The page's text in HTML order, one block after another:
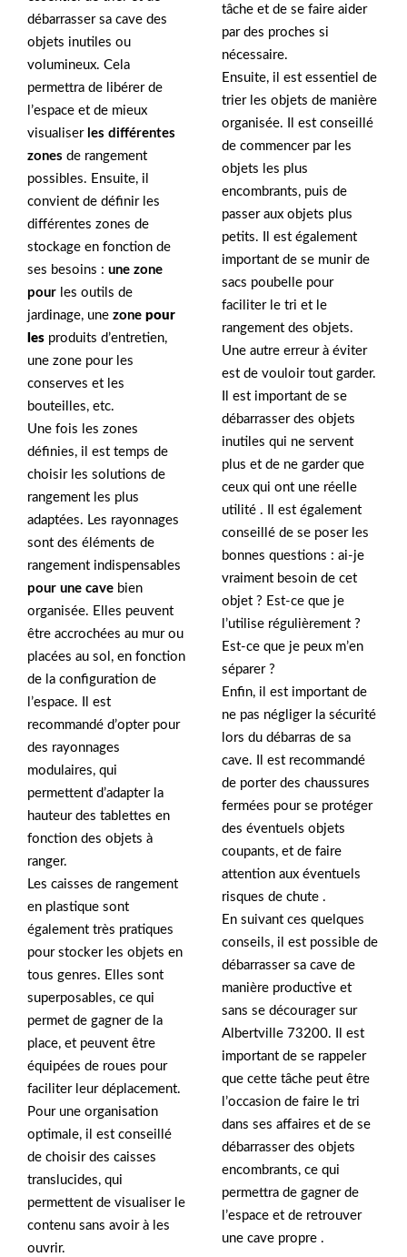
débarrasser sa cave des
objets inutiles ou
volumineux. Cela
permettra de libérer de
l’espace et de mieux
visualiser les différentes
zones de rangement
possibles. Ensuite, il
convient de définir les
différentes zones de
stockage en fonction de
ses besoins : une zone
pour les outils de
jardinage, une zone pour
les produits d’entretien,
une zone pour les
conserves et les
bouteilles, etc.
Une fois les zones
définies, il est temps de
choisir les solutions de
rangement les plus
adaptées. Les rayonnages
sont des éléments de
rangement indispensables
pour une cave bien
organisée. Elles peuvent
être accrochées au mur ou
placées au sol, en fonction
de la configuration de
l’espace. Il est
recommandé d’opter pour
des rayonnages
modulaires, qui
permettent d’adapter la
hauteur des tablettes en
fonction des objets à
ranger.
Les caisses de rangement
en plastique sont
également très pratiques
pour stocker les objets en
tous genres. Elles sont
superposables, ce qui
permet de gagner de la
place, et peuvent être
équipées de roues pour
faciliter leur déplacement.
Pour une organisation
optimale, il est conseillé
de choisir des caisses
translucides, qui
permettent de visualiser le
contenu sans avoir à les
ouvrir.
tâche et de se faire aider
par des proches si
nécessaire.
Ensuite, il est essentiel de
trier les objets de manière
organisée. Il est conseillé
de commencer par les
objets les plus
encombrants, puis de
passer aux objets plus
petits. Il est également
important de se munir de
sacs poubelle pour
faciliter le tri et le
rangement des objets.
Une autre erreur à éviter
est de vouloir tout garder.
Il est important de se
débarrasser des objets
inutiles qui ne servent
plus et de ne garder que
ceux qui ont une réelle
utilité . Il est également
conseillé de se poser les
bonnes questions : ai-je
vraiment besoin de cet
objet ? Est-ce que je
l’utilise régulièrement ?
Est-ce que je peux m’en
séparer ?
Enfin, il est important de
ne pas négliger la sécurité
lors du débarras de sa
cave. Il est recommandé
de porter des chaussures
fermées pour se protéger
des éventuels objets
coupants, et de faire
attention aux éventuels
risques de chute .
En suivant ces quelques
conseils, il est possible de
débarrasser sa cave de
manière productive et
sans se décourager sur
Albertville 73200. Il est
important de se rappeler
que cette tâche peut être
l’occasion de faire le tri
dans ses affaires et de se
débarrasser des objets
encombrants, ce qui
permettra de gagner de
l’espace et de retrouver
une cave propre .